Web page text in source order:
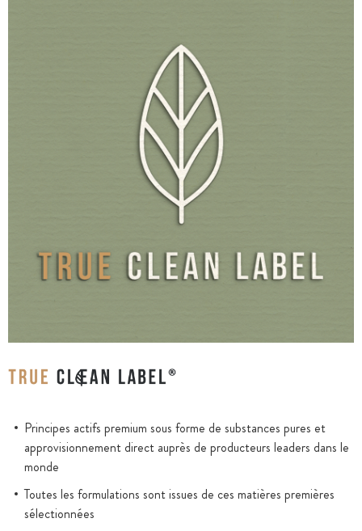
Principes actifs premium sous forme de substances pures et
approvisionnement direct auprès de producteurs leaders dans le
monde
Toutes les formulations sont issues de ces matières premières
sélectionnées